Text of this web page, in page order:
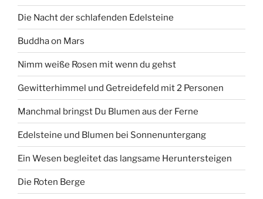
Die Nacht der schlafenden Edelsteine
Buddha on Mars
Nimm weiße Rosen mit wenn du gehst
Gewitterhimmel und Getreidefeld mit 2 Personen
Manchmal bringst Du Blumen aus der Ferne
Edelsteine und Blumen bei Sonnenuntergang
Ein Wesen begleitet das langsame Heruntersteigen
Die Roten Berge